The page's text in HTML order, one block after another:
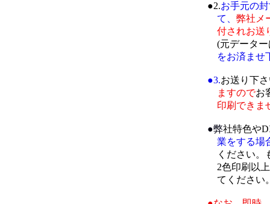
●2.お手元の
て、 弊社メ
付されお送
(元データー
をお済ませ
●3.お送り下
ますのでお
印刷できま
●弊社特色や
業をする場
ください。
2色印刷以上
てください